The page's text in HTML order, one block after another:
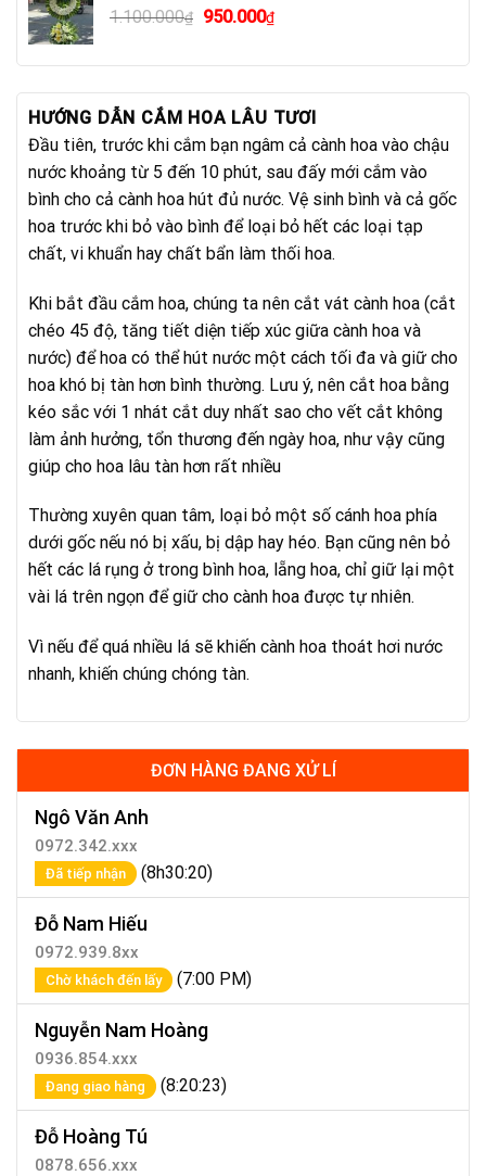
640.000₫.
1.100.000₫
Giá
là:
950.000₫Giá
tại
950.000₫.
HƯỚNG DẪN CẮM HOA LÂU TƯƠI
Đầu tiên, trước khi cắm bạn ngâm cả cành hoa vào chậu
nước khoảng từ 5 đến 10 phút, sau đấy mới cắm vào
bình cho cả cành hoa hút đủ nước. Vệ sinh bình và cả gốc
hoa trước khi bỏ vào bình để loại bỏ hết các loại tạp
chất, vi khuẩn hay chất bẩn làm thối hoa.
Khi bắt đầu cắm hoa, chúng ta nên cắt vát cành hoa (cắt
chéo 45 độ, tăng tiết diện tiếp xúc giữa cành hoa và
nước) để hoa có thể hút nước một cách tối đa và giữ cho
hoa khó bị tàn hơn bình thường. Lưu ý, nên cắt hoa bằng
kéo sắc với 1 nhát cắt duy nhất sao cho vết cắt không
làm ảnh hưởng, tổn thương đến ngày hoa, như vậy cũng
giúp cho hoa lâu tàn hơn rất nhiều
Thường xuyên quan tâm, loại bỏ một số cánh hoa phía
dưới gốc nếu nó bị xấu, bị dập hay héo. Bạn cũng nên bỏ
hết các lá rụng ở trong bình hoa, lẵng hoa, chỉ giữ lại một
vài lá trên ngọn để giữ cho cành hoa được tự nhiên.
Vì nếu để quá nhiều lá sẽ khiến cành hoa thoát hơi nước
nhanh, khiến chúng chóng tàn.
ĐƠN HÀNG ĐANG XỬ LÍ
Ngô Văn Anh
0972.342.xxx
Đã tiếp nhận (8h30:20)
Đỗ Nam Hiếu
0972.939.8xx
Chờ khách đến lấy (7:00 PM)
Nguyễn Nam Hoàng
0936.854.xxx
Đang giao hàng (8:20:23)
Đỗ Hoàng Tú
0878.656.xxx